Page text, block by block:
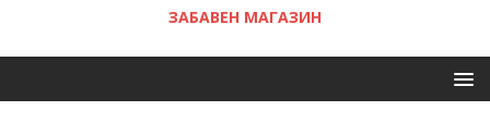
ЗАБАВЕН МАГАЗИН